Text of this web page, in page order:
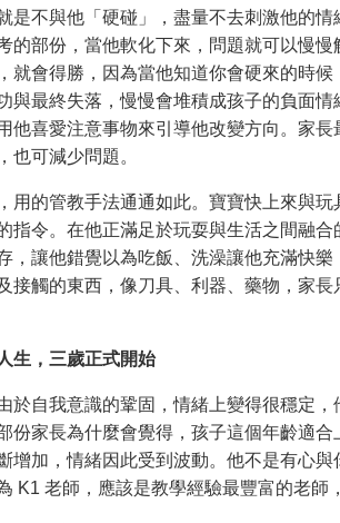
是不與他「硬碰」，盡量不去刺激他的
的部份，當他軟化下來，問題就可以慢
就會得勝，因為當他知道你會硬來的時
與最終失落，慢慢會堆積成孩子的負面
他喜愛注意事物來引導他改變方向。家
也可減少問題。
用的管教手法通通如此。寶寶快上來與
指令。在他正滿足於玩耍與生活之間融
，讓他錯覺以為吃飯、洗澡讓他充滿快
接觸的東西，像刀具、利器、藥物，家
生，三歲正式開始
於自我意識的鞏固，情緒上變得很穩定
份家長為什麼會覺得，孩子這個年齡適
增加，情緒因此受到波動。他不是有心
K1 老師，應該是教學經驗最豐富的老